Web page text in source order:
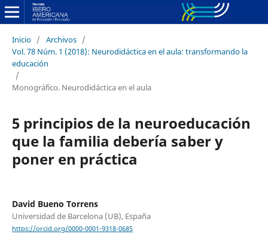
Inicio / Archivos /
Vol. 78 Núm. 1 (2018): Neurodidáctica en el aula: transformando la
educación
/
Monográfico. Neurodidáctica en el aula
5 principios de la neuroeducación
que la familia debería saber y
poner en práctica
David Bueno Torrens
Universidad de Barcelona (UB), España
https://orcid.org/0000-0001-9318-0685